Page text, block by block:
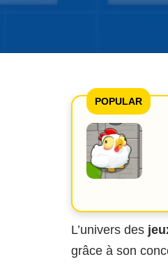
POPULAR
L’univers des
grâce à son